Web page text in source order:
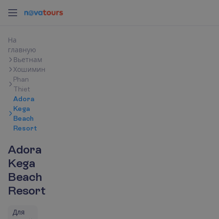
На
главную
Вьетнам
Хошимин
Phan
Thiet
Adora
Kega
Beach
Resort
Adora
Kega
Beach
Resort
Для